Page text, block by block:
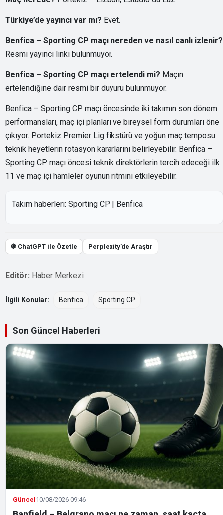
Türkiye’de yayıncı var mı? Evet.
Benfica – Sporting CP maçı nereden ve nasıl canlı izlenir?
Resmi yayıncı linki bulunmuyor.
Benfica – Sporting CP maçı ertelendi mi? Maçın
ertelendiğine dair resmi bir duyuru bulunmuyor.
Benfica – Sporting CP maçı öncesinde iki takımın son dönem
performansları, maç içi planları ve bireysel form durumları öne
çıkıyor. Portekiz Premier Lig fikstürü ve yoğun maç temposu
teknik heyetlerin rotasyon kararlarını belirleyebilir. Benfica –
Sporting CP maçı öncesi teknik direktörlerin tercih edeceği ilk
11 ve maç içi hamleler oyunun ritmini etkileyebilir.
Takım haberleri:Sporting CP | Benfica
֎ ChatGPT ile Özetle Perplexity’de Araştır
Editör: Haber Merkezi
İlgili Konular: Benfica Sporting CP
Son Güncel Haberleri
Güncel10/08/2026 09:46